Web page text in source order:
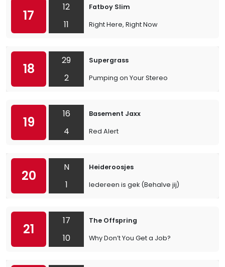
17
12
11
Fatboy Slim
Right Here, Right Now
18
29
2
Supergrass
Pumping on Your Stereo
19
16
4
Basement Jaxx
Red Alert
20
N
1
Heideroosjes
Iedereen is gek (Behalve jij)
21
17
10
The Offspring
Why Don’t You Get a Job?